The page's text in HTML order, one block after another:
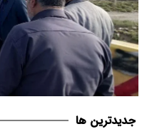
اصلاح خط محدوده قانونی شهر
جديدترين ها